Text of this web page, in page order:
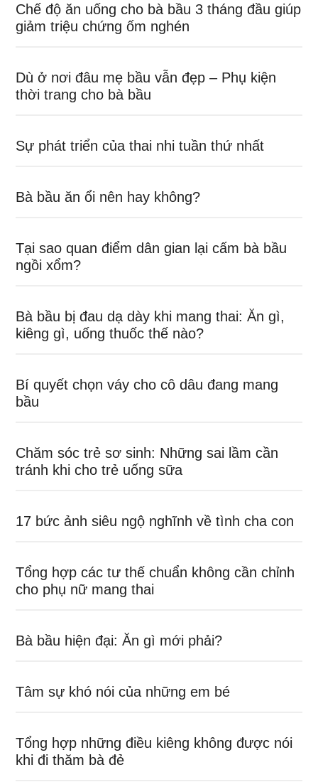
Chế độ ăn uống cho bà bầu 3 tháng đầu giúp
giảm triệu chứng ốm nghén
Dù ở nơi đâu mẹ bầu vẫn đẹp – Phụ kiện
thời trang cho bà bầu
Sự phát triển của thai nhi tuần thứ nhất
Bà bầu ăn ổi nên hay không?
Tại sao quan điểm dân gian lại cấm bà bầu
ngồi xổm?
Bà bầu bị đau dạ dày khi mang thai: Ăn gì,
kiêng gì, uống thuốc thế nào?
Bí quyết chọn váy cho cô dâu đang mang
bầu
Chăm sóc trẻ sơ sinh: Những sai lầm cần
tránh khi cho trẻ uống sữa
17 bức ảnh siêu ngộ nghĩnh về tình cha con
Tổng hợp các tư thế chuẩn không cần chỉnh
cho phụ nữ mang thai
Bà bầu hiện đại: Ăn gì mới phải?
Tâm sự khó nói của những em bé
Tổng hợp những điều kiêng không được nói
khi đi thăm bà đẻ